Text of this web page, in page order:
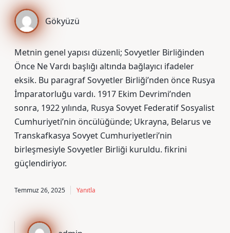
Gökyüzü
Metnin genel yapısı düzenli; Sovyetler Birliğinden
Önce Ne Vardı başlığı altında bağlayıcı ifadeler
eksik. Bu paragraf Sovyetler Birliği’nden önce Rusya
İmparatorluğu vardı. 1917 Ekim Devrimi’nden
sonra, 1922 yılında, Rusya Sovyet Federatif Sosyalist
Cumhuriyeti’nin öncülüğünde; Ukrayna, Belarus ve
Transkafkasya Sovyet Cumhuriyetleri’nin
birleşmesiyle Sovyetler Birliği kuruldu. fikrini
güçlendiriyor.
Temmuz 26, 2025 Yanıtla